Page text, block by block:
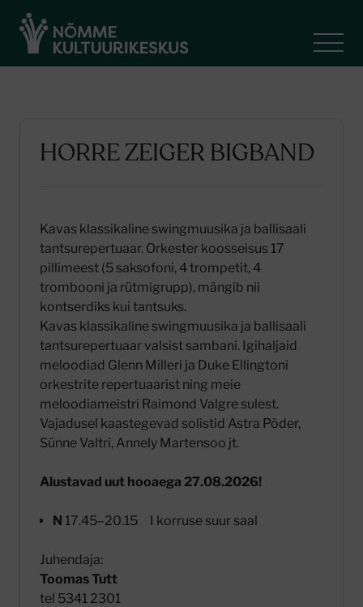
HORRE ZEIGER BIGBAND
Kavas klassikaline swingmuusika ja ballisaali
tantsurepertuaar. Orkester koosseisus 17
pillimeest (5 saksofoni, 4 trompetit, 4
trombooni ja rütmigrupp), mängib nii
kontserdiks kui tantsuks.
Kavas klassikaline swingmuusika ja ballisaali
tantsurepertuaar valsist sambani. Igihaljaid
meloodiad Glenn Milleri ja Duke Ellingtoni
orkestrite repertuaarist ning meie
meloodiameistri Raimond Valgre sulest.
Vajadusel kaastegevad solistid Astra Põder,
Sünne Valtri, Annely Martensoo jt.
Alustavad uut hooaega 27.08.2026!
N 17.45–20.15 I korruse suur saal
Juhendaja:
Toomas Tutt
tel 5341 2301